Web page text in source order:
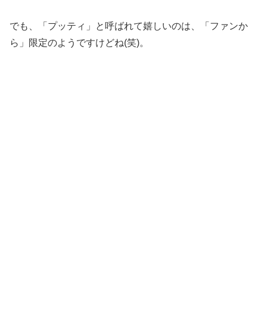
でも、「プッティ」と呼ばれて嬉しいのは、「ファンか
ら」限定のようですけどね(笑)。